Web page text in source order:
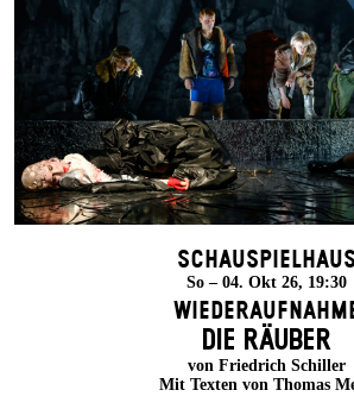
Schauspielhaus
So – 04. Okt 26, 19:30
DIE RÄUBER
von Friedrich Schiller
Mit Texten von Thomas